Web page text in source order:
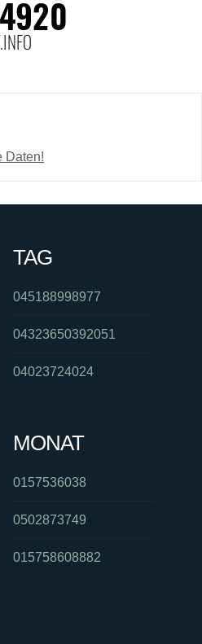
Daten!
TAG
045188998977
04323650392051
04023724024
MONAT
0157536038
0502873749
015758608882